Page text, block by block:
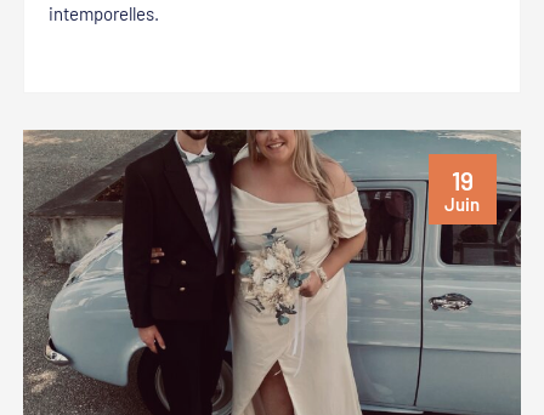
intemporelles.
19
Juin